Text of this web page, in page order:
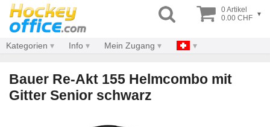
0 Artikel
0.00 CHF ▾
Kategorien Info Mein Zugang
Bauer Re-Akt 155 Helmcombo mit
Gitter Senior schwarz